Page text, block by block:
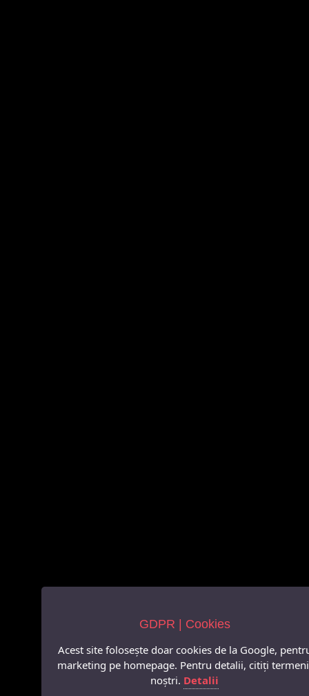
GDPR | Cookies
Acest site folosește doar cookies de la Google,
marketing pe homepage. Pentru detalii, citiți
noștri. Detalii